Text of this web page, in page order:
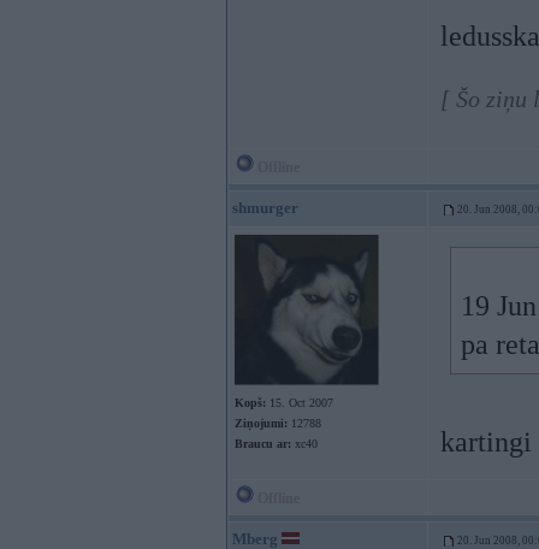
[ Šo ziņu
shmurger 20. Jun 2008,
Kopš: 15. Oct 2007
Ziņojumi: 12788
Braucu ar: xc40
19
pa
kartingi
Mberg 20. Jun 2008,